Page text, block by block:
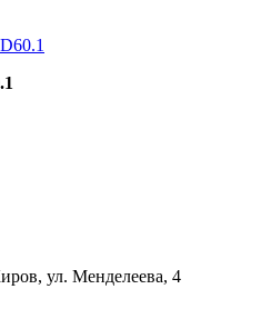
ул. Менделеева, 4